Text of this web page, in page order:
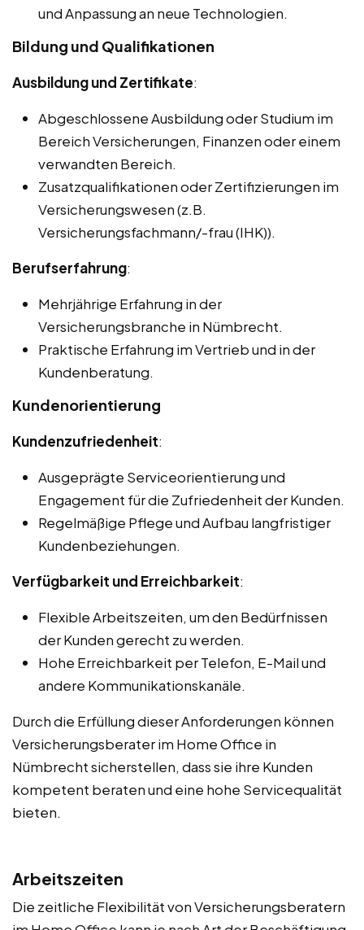
und Anpassung an neue Technologien.
Bildung und Qualifikationen
Ausbildung und Zertifikate:
Abgeschlossene Ausbildung oder Studium im
Bereich Versicherungen, Finanzen oder einem
verwandten Bereich.
Zusatzqualifikationen oder Zertifizierungen im
Versicherungswesen (z.B.
Versicherungsfachmann/-frau (IHK)).
Berufserfahrung:
Mehrjährige Erfahrung in der
Versicherungsbranche in Nümbrecht.
Praktische Erfahrung im Vertrieb und in der
Kundenberatung.
Kundenorientierung
Kundenzufriedenheit:
Ausgeprägte Serviceorientierung und
Engagement für die Zufriedenheit der Kunden.
Regelmäßige Pflege und Aufbau langfristiger
Kundenbeziehungen.
Verfügbarkeit und Erreichbarkeit:
Flexible Arbeitszeiten, um den Bedürfnissen
der Kunden gerecht zu werden.
Hohe Erreichbarkeit per Telefon, E-Mail und
andere Kommunikationskanäle.
Durch die Erfüllung dieser Anforderungen können
Versicherungsberater im Home Office in
Nümbrecht sicherstellen, dass sie ihre Kunden
kompetent beraten und eine hohe Servicequalität
bieten.
Arbeitszeiten
Die zeitliche Flexibilität von Versicherungsberatern